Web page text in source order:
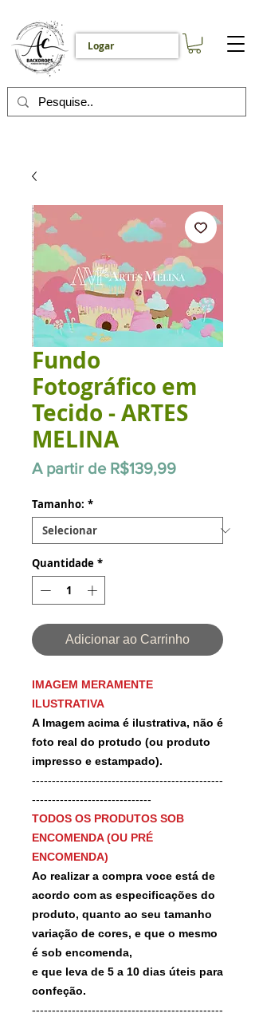
Logar
Fundo
Fotográfico em
Tecido - ARTES
MELINA
A partir de R$139,99Preço
Tamanho: *
Quantidade *
Adicionar ao Carrinho
IMAGEM MERAMENTE
ILUSTRATIVA
A Imagem acima é ilustrativa, não é
foto real do protudo (ou produto
impresso e estampado).
------------------------------------------------
------------------------------
TODOS OS PRODUTOS SOB
ENCOMENDA (OU PRÉ
ENCOMENDA)
Ao realizar a compra voce está de
acordo com as especificações do
produto, quanto ao seu tamanho
variação de cores, e que o mesmo
é sob encomenda,
e que leva de 5 a 10 dias úteis para
confeção.
------------------------------------------------